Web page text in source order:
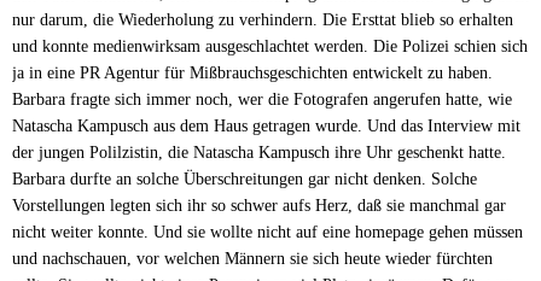
nur darum, die Wiederholung zu verhindern. Die Ersttat blieb so erhalten
und konnte medienwirksam ausgeschlachtet werden. Die Polizei schien sich
ja in eine PR Agentur für Mißbrauchsgeschichten entwickelt zu haben.
Barbara fragte sich immer noch, wer die Fotografen angerufen hatte, wie
Natascha Kampusch aus dem Haus getragen wurde. Und das Interview mit
der jungen Polilzistin, die Natascha Kampusch ihre Uhr geschenkt hatte.
Barbara durfte an solche Überschreitungen gar nicht denken. Solche
Vorstellungen legten sich ihr so schwer aufs Herz, daß sie manchmal gar
nicht weiter konnte. Und sie wollte nicht auf eine homepage gehen müssen
und nachschauen, vor welchen Männern sie sich heute wieder fürchten